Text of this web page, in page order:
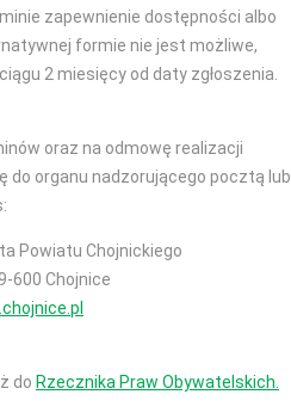
zapewnienie dostępności albo
formie nie jest możliwe,
2 miesięcy od daty zgłoszenia.
oraz na odmowę realizacji
do organu nadzorującego pocztą lub
Powiatu Chojnickiego
600 Chojnice
do Rzecznika Praw Obywatelskich.